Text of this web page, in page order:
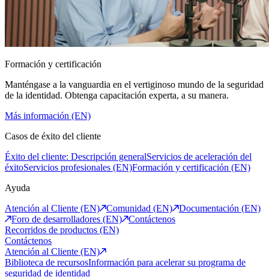
Formación y certificación
Manténgase a la vanguardia en el vertiginoso mundo de la seguridad
de la identidad. Obtenga capacitación experta, a su manera.
Más información (EN)
Casos de éxito del cliente
Éxito del cliente: Descripción generalServicios de aceleración del
éxitoServicios profesionales (EN)Formación y certificación (EN)
Ayuda
Atención al Cliente (EN)
Comunidad (EN)
Documentación (EN)
Foro de desarrolladores (EN)
Contáctenos
Recorridos de productos (EN)
Contáctenos
Atención al Cliente (EN)
Biblioteca de recursosInformación para acelerar su programa de
seguridad de identidad